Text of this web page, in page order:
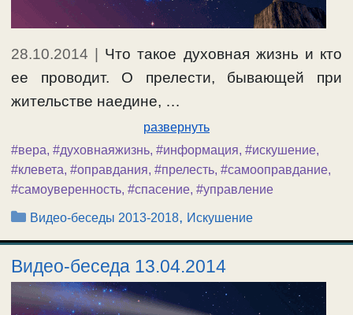
28.10.2014
Что такое духовная жизнь и кто
ее проводит. О прелести, бывающей при
жительстве наедине, …
развернуть
#вера, #духовнаяжизнь, #информация, #искушение,
#клевета, #оправдания, #прелесть, #самооправдание,
#самоуверенность, #спасение, #управление
Рубрики
Видео-беседы 2013-2018, Искушение
Видео-беседа 13.04.2014